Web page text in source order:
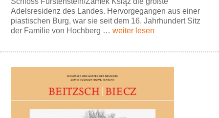
Adelsresidenz des Landes. Hervorgegangen aus einer
piastischen Burg, war sie seit dem 16. Jahrhundert Sitz
der Familie von Hochberg …weiter lesen